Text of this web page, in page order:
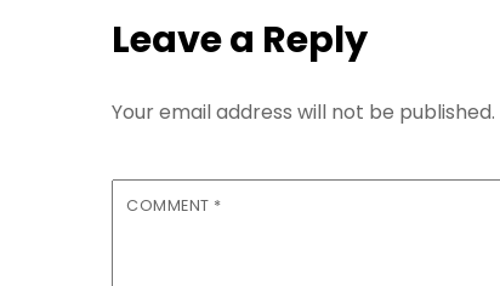
Leave a Reply
Your email address will not be published.
COMMENT *